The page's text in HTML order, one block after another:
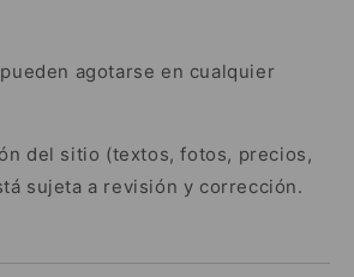
agotarse en cualquier
del sitio (textos, fotos, precios,
sujeta a revisión y corrección.